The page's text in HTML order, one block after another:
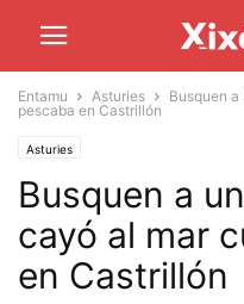
Entamu Asturies
Busquen
pescaba en Castrillón
Asturies
Busquen a
cayó al mar
en Castrillón